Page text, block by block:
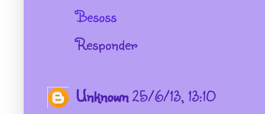
Besoss
Responder
Unknown25/6/13, 13:10